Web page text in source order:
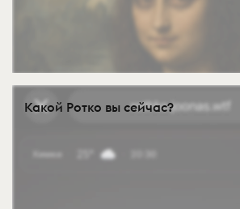
Какой Ротко вы сейчас?